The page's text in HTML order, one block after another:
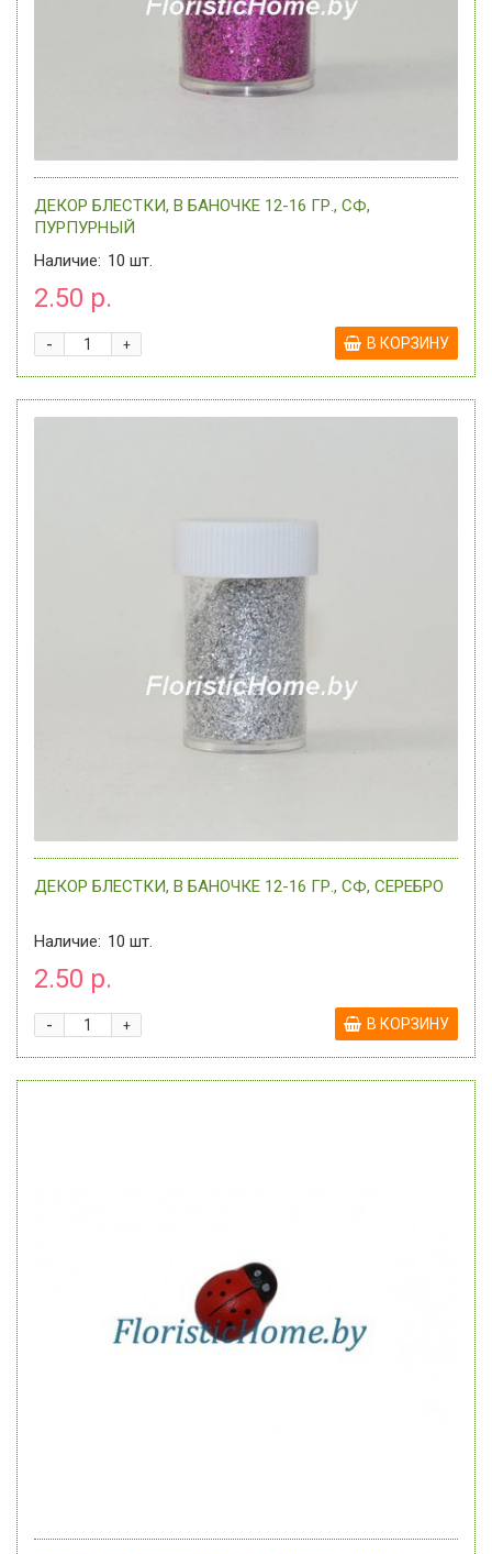
ДЕКОР БЛЕСТКИ, В БАНОЧКЕ 12-16 ГР., СФ,
ПУРПУРНЫЙ
Наличие: 10 шт.
2.50 р.
+
- В КОРЗИНУ
ДЕКОР БЛЕСТКИ, В БАНОЧКЕ 12-16 ГР., СФ, СЕРЕБРО
Наличие: 10 шт.
2.50 р.
+
- В КОРЗИНУ